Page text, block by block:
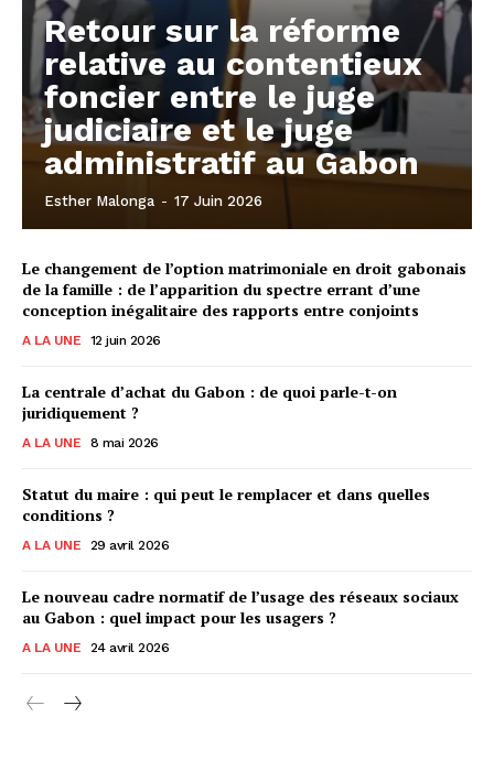
Retour sur la réforme
relative au contentieux
foncier entre le juge
judiciaire et le juge
administratif au Gabon
Esther Malonga - 17 Juin 2026
Le changement de l’option matrimoniale en droit gabonais
de la famille : de l’apparition du spectre errant d’une
conception inégalitaire des rapports entre conjoints
A LA UNE 12 juin 2026
La centrale d’achat du Gabon : de quoi parle-t-on
juridiquement ?
A LA UNE 8 mai 2026
Statut du maire : qui peut le remplacer et dans quelles
conditions ?
A LA UNE 29 avril 2026
Le nouveau cadre normatif de l’usage des réseaux sociaux
au Gabon : quel impact pour les usagers ?
A LA UNE 24 avril 2026